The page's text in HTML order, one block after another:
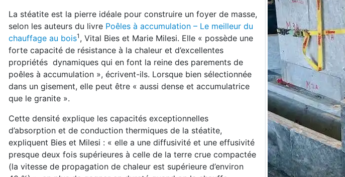
La stéatite est la pierre idéale pour construire un foyer de masse,
selon les auteurs du livre Poêles à accumulation – Le meilleur du
chauffage au bois1 , Vital Bies et Marie Milesi. Elle « possède une
forte capacité de résistance à la chaleur et d’excellentes
propriétés dynamiques qui en font la reine des parements de
poêles à accumulation », écrivent-ils. Lorsque bien sélectionnée
dans un gisement, elle peut être « aussi dense et accumulatrice
que le granite ».
Cette densité explique les capacités exceptionnelles
d’absorption et de conduction thermiques de la stéatite,
expliquent Bies et Milesi : « elle a une diffusivité et une effusivité
presque deux fois supérieures à celle de la terre crue compactée
(la vitesse de propagation de chaleur est supérieure d’environ